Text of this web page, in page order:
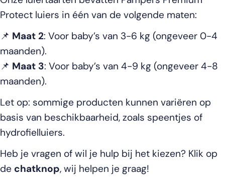
Protect luiers in één van de volgende maten:
📌 Maat 2: Voor baby’s van 3-6 kg (ongeveer 0-4
maanden).
📌 Maat 3: Voor baby’s van 4-9 kg (ongeveer 4-8
maanden).
Let op: sommige producten kunnen variëren op
basis van beschikbaarheid, zoals speentjes of
hydrofielluiers.
Heb je vragen of wil je hulp bij het kiezen? Klik op
de chatknop, wij helpen je graag!